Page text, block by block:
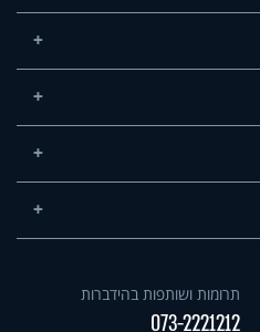
תרומות ושותפות בהידברות
073-2221212